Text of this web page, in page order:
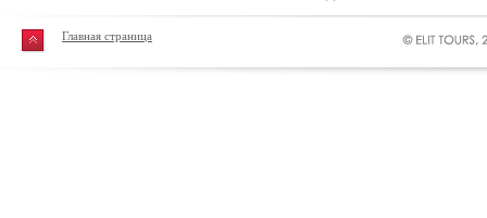
Главная страница